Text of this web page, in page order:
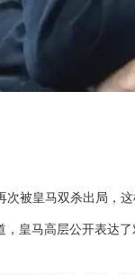
被皇马双杀出局，这
皇马高层公开表达